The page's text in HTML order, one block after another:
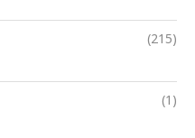
(215)
(1)